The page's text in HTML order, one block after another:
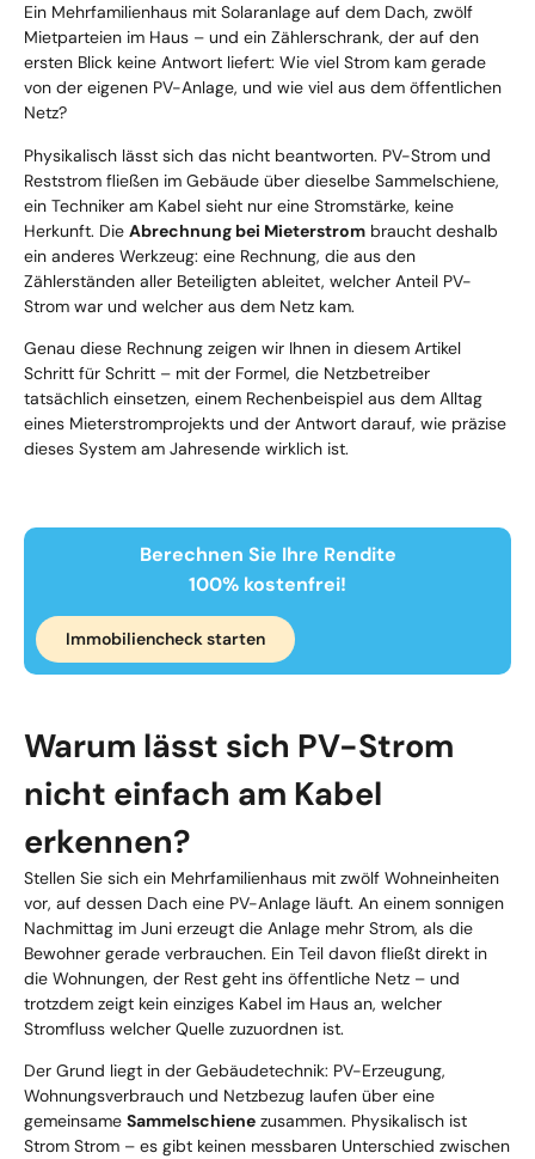
Ein Mehrfamilienhaus mit Solaranlage auf dem Dach, zwölf
Mietparteien im Haus – und ein Zählerschrank, der auf den
ersten Blick keine Antwort liefert: Wie viel Strom kam gerade
von der eigenen PV-Anlage, und wie viel aus dem öffentlichen
Netz?
Physikalisch lässt sich das nicht beantworten. PV-Strom und
Reststrom fließen im Gebäude über dieselbe Sammelschiene,
ein Techniker am Kabel sieht nur eine Stromstärke, keine
Herkunft. Die Abrechnung bei Mieterstrom braucht deshalb
ein anderes Werkzeug: eine Rechnung, die aus den
Zählerständen aller Beteiligten ableitet, welcher Anteil PV-
Strom war und welcher aus dem Netz kam.
Genau diese Rechnung zeigen wir Ihnen in diesem Artikel
Schritt für Schritt – mit der Formel, die Netzbetreiber
tatsächlich einsetzen, einem Rechenbeispiel aus dem Alltag
eines Mieterstromprojekts und der Antwort darauf, wie präzise
dieses System am Jahresende wirklich ist.
Berechnen Sie Ihre Rendite
100% kostenfrei!
Immobiliencheck starten
Warum lässt sich PV-Strom
nicht einfach am Kabel
erkennen?
Stellen Sie sich ein Mehrfamilienhaus mit zwölf Wohneinheiten
vor, auf dessen Dach eine PV-Anlage läuft. An einem sonnigen
Nachmittag im Juni erzeugt die Anlage mehr Strom, als die
Bewohner gerade verbrauchen. Ein Teil davon fließt direkt in
die Wohnungen, der Rest geht ins öffentliche Netz – und
trotzdem zeigt kein einziges Kabel im Haus an, welcher
Stromfluss welcher Quelle zuzuordnen ist.
Der Grund liegt in der Gebäudetechnik: PV-Erzeugung,
Wohnungsverbrauch und Netzbezug laufen über eine
gemeinsame Sammelschiene zusammen. Physikalisch ist
Strom Strom – es gibt keinen messbaren Unterschied zwischen